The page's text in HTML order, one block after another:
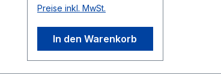
Preise inkl. MwSt.
In den Warenkorb